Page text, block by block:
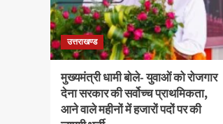
उत्तराखण्ड
मुख्यमंत्री धामी बोले- युवाओं को रोजगार
देना सरकार की सर्वोच्च प्राथमिकता,
आने वाले महीनों में हजारों पदों पर की